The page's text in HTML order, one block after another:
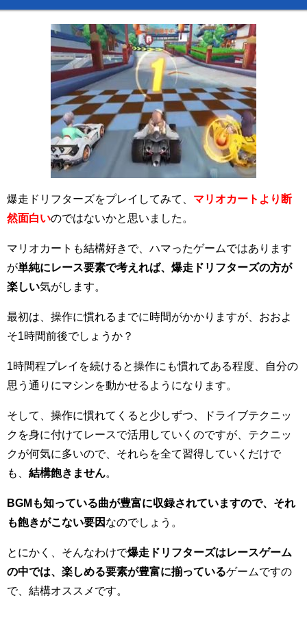
爆走ドリフターズをプレイしてみて、 マリオカートより断
然面白いのではないかと思いました。
マリオカートも結構好きで、ハマったゲームではあります
が単純にレース要素で考えれば、爆走ドリフターズの方が
楽しい気がします。
最初は、操作に慣れるまでに時間がかかりますが、おおよ
そ1時間前後でしょうか？
1時間程プレイを続けると操作にも慣れてある程度、自分の
思う通りにマシンを動かせるようになります。
そして、操作に慣れてくると少しずつ、ドライブテクニッ
クを身に付けてレースで活用していくのですが、テクニッ
クが何気に多いので、それらを全て習得していくだけで
も、 結構飽きません
BGMも知っている曲が豊富に収録されていますので、それ
も飽きがこない要因 なのでしょう。
とにかく、そんなわけで爆走ドリフターズはレースゲーム
の中では、楽しめる要素が豊富に揃っているゲームですの
で、結構オススメです。